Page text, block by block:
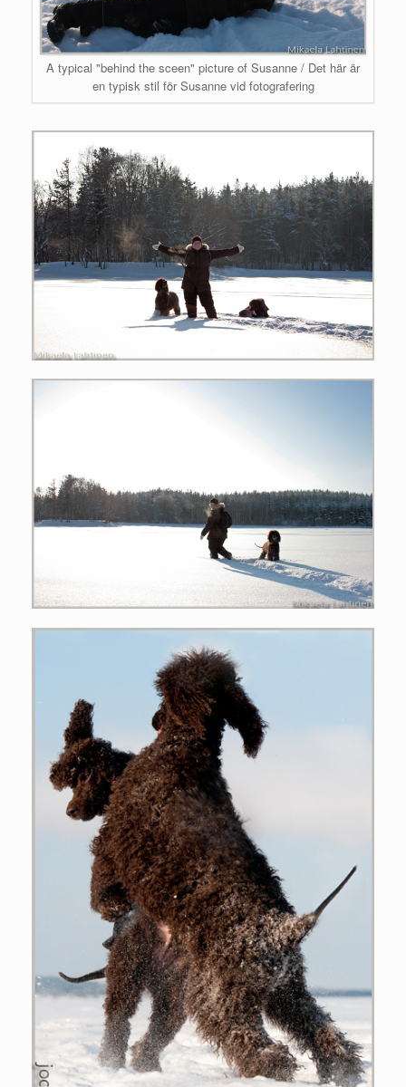
A typical "behind the sceen" picture of Susanne / Det här är
en typisk stil för Susanne vid fotografering